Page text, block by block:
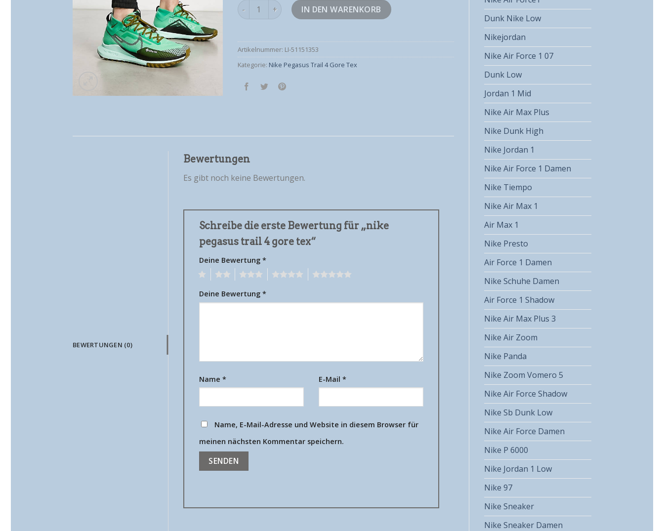
Dunk Nike Low
Nikejordan
Nike Air Force 1 07
Dunk Low
Jordan 1 Mid
Nike Air Max Plus
Nike Dunk High
Nike Jordan 1
Nike Air Force 1 Damen
Nike Tiempo
Nike Air Max 1
Air Max 1
Nike Presto
Air Force 1 Damen
Nike Schuhe Damen
Air Force 1 Shadow
Nike Air Max Plus 3
Nike Air Zoom
Nike Panda
Nike Zoom Vomero 5
Nike Air Force Shadow
Nike Sb Dunk Low
Nike Air Force Damen
Nike P 6000
Nike Jordan 1 Low
Nike 97
Nike Sneaker
Nike Sneaker Damen
nike pegasus trail 4 gore tex Menge
IN DEN WARENKORB
Artikelnummer: LI-51151353
Kategorie: Nike Pegasus Trail 4 Gore Tex
BEWERTUNGEN (0)
Bewertungen
Es gibt noch keine Bewertungen.
Schreibe die erste Bewertung für „nike
pegasus trail 4 gore tex“
Deine Bewertung *
Deine Bewertung *
Name * E-Mail *
Name, E-Mail-Adresse und Website in diesem Browser für
meinen nächsten Kommentar speichern.